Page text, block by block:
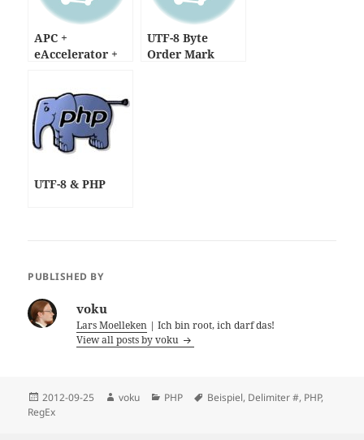
APC +
eAccelerator +
UTF-8 Byte
Order Mark
UTF-8 & PHP
PUBLISHED BY
voku
Lars Moelleken | Ich bin root, ich darf das!
View all posts by voku
Posted
on
2012-09-25 Author
voku Categories
PHP Tags
Beispiel, Delimiter #, PHP,
RegEx